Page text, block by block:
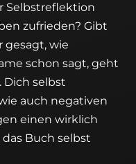
Selbstreflektion
zufrieden? Gibt
gesagt, wie
schon sagt, geht
Dich selbst
auch negativen
einen wirklich
Buch selbst